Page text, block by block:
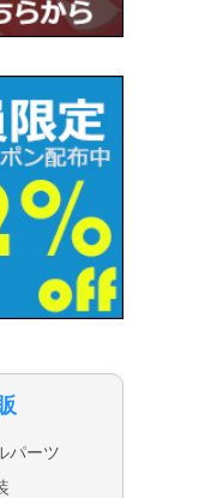
パーツ